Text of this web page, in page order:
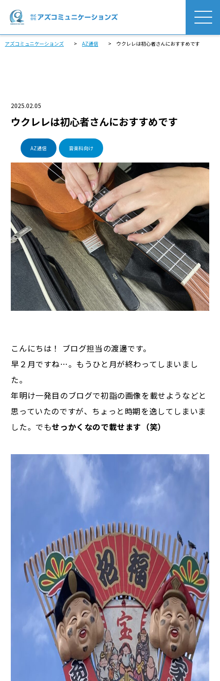
アズコミュニケーションズ > AZ通信 > ウクレレは初心者さんにおすすめです
2025.02.05
ウクレレは初心者さんにおすすめです
AZ通信 音楽科向け
こんにちは！ ブログ担当の渡邊です。
早２月ですね…。もうひと月が終わってしまいまし
た。
年明け一発目のブログで初詣の画像を載せようなどと
思っていたのですが、ちょっと時期を逸してしまいま
した。でもせっかくなので載せます（笑）